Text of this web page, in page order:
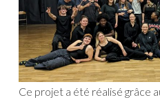
Ce projet a été réalisé grâce